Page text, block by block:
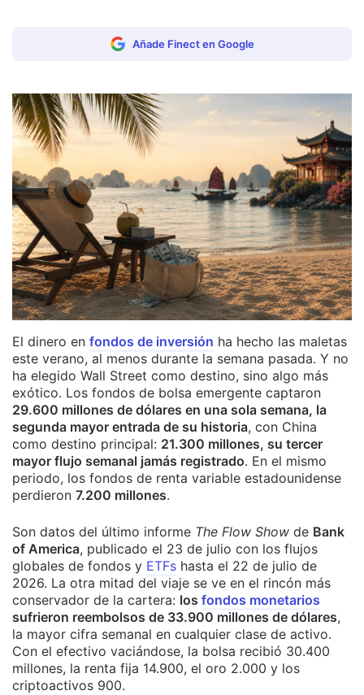
Añade Finect en Google
El dinero en fondos de inversión ha hecho las maletas
este verano, al menos durante la semana pasada. Y no
ha elegido Wall Street como destino, sino algo más
exótico. Los fondos de bolsa emergente captaron
29.600 millones de dólares en una sola semana, la
segunda mayor entrada de su historia, con China
como destino principal: 21.300 millones, su tercer
mayor flujo semanal jamás registrado. En el mismo
periodo, los fondos de renta variable estadounidense
perdieron 7.200 millones.
Son datos del último informe The Flow Show de Bank
of America, publicado el 23 de julio con los flujos
globales de fondos y ETFs hasta el 22 de julio de
2026. La otra mitad del viaje se ve en el rincón más
conservador de la cartera: los fondos monetarios
sufrieron reembolsos de 33.900 millones de dólares,
la mayor cifra semanal en cualquier clase de activo.
Con el efectivo vaciándose, la bolsa recibió 30.400
millones, la renta fija 14.900, el oro 2.000 y los
criptoactivos 900.